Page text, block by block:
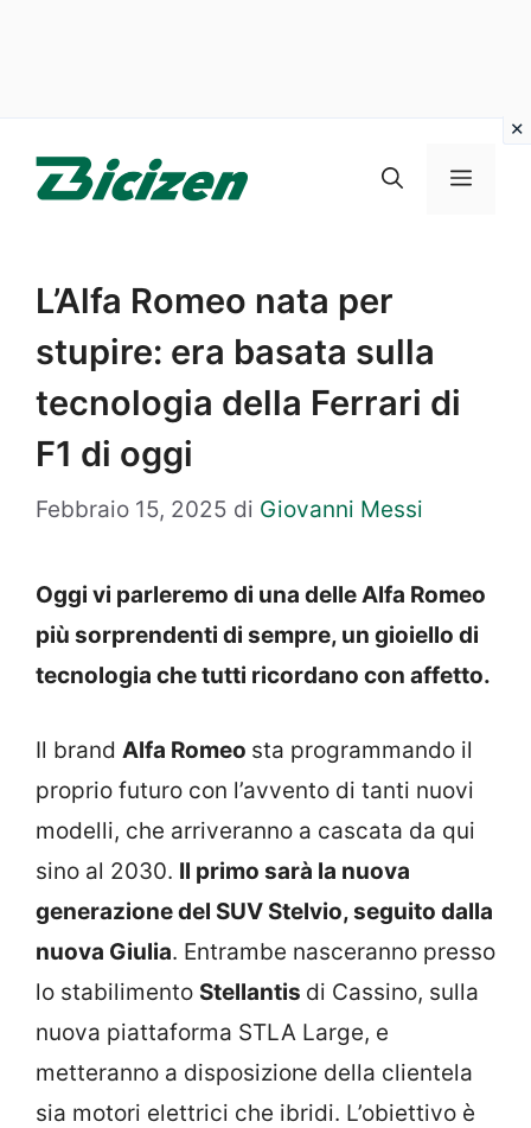
Menu
L’Alfa Romeo nata per
stupire: era basata sulla
tecnologia della Ferrari di
F1 di oggi
Febbraio 15, 2025 di Giovanni Messi
Oggi vi parleremo di una delle Alfa Romeo
più sorprendenti di sempre, un gioiello di
tecnologia che tutti ricordano con affetto.
Il brand Alfa Romeo sta programmando il
proprio futuro con l’avvento di tanti nuovi
modelli, che arriveranno a cascata da qui
sino al 2030. Il primo sarà la nuova
generazione del SUV Stelvio, seguito dalla
nuova Giulia. Entrambe nasceranno presso
lo stabilimento Stellantis di Cassino, sulla
nuova piattaforma STLA Large, e
metteranno a disposizione della clientela
sia motori elettrici che ibridi. L’obiettivo è